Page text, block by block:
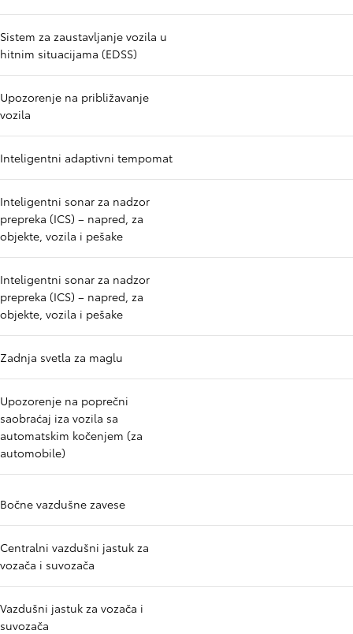
Sistem za zaustavljanje vozila u
hitnim situacijama (EDSS)
Upozorenje na približavanje
vozila
Inteligentni adaptivni tempomat
Inteligentni sonar za nadzor
prepreka (ICS) – napred, za
objekte, vozila i pešake
Inteligentni sonar za nadzor
prepreka (ICS) – napred, za
objekte, vozila i pešake
Zadnja svetla za maglu
Upozorenje na poprečni
saobraćaj iza vozila sa
automatskim kočenjem (za
automobile)
Bočne vazdušne zavese
Centralni vazdušni jastuk za
vozača i suvozača
Vazdušni jastuk za vozača i
suvozača